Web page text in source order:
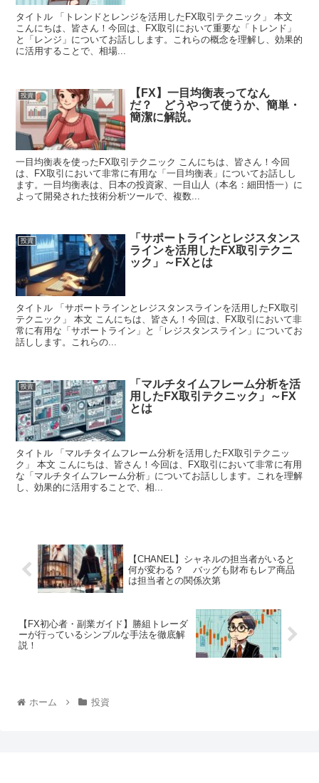
タイトル 「トレンドとレンジを活用したFX取引テクニック」 本文
こんにちは、皆さん！今回は、FX取引において重要な「トレンド」
と「レンジ」についてお話しします。これらの概念を理解し、効果的
に活用することで、相場...
投資
【FX】一目均衡表ってなん
だ？ どうやって使うか、簡単・
簡潔に解説。
一目均衡表を使ったFX取引テクニック こんにちは、皆さん！今回
は、FX取引において非常に有用な「一目均衡表」についてお話しし
ます。一目均衡表は、日本の投資家、一目山人（本名：細田悟一）に
よって開発された技術分析ツールで、複数...
投資
「サポートラインとレジスタンス
ラインを活用したFX取引テクニ
ック」～FXとは
タイトル 「サポートラインとレジスタンスラインを活用したFX取引
テクニック」 本文 こんにちは、皆さん！今回は、FX取引において非
常に有用な「サポートライン」と「レジスタンスライン」についてお
話しします。これらの...
投資
「マルチタイムフレーム分析を活
用したFX取引テクニック」～FX
とは
タイトル 「マルチタイムフレーム分析を活用したFX取引テクニッ
ク」 本文 こんにちは、皆さん！今回は、FX取引において非常に有用
な「マルチタイムフレーム分析」についてお話しします。これを理解
し、効果的に活用することで、相...
【CHANEL】シャネルの担当者がいると
何が変わる？ バッグも財布もレア商品
は担当者との関係次第
【FX初心者・副業ガイド】勝組トレーダ
ーが行っているシンプルな手法を徹底解
説！
ホーム 投資